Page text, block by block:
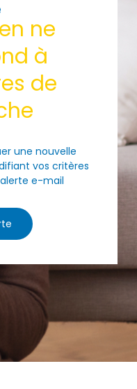
ne
à
de
une nouvelle
vos critères
e-mail